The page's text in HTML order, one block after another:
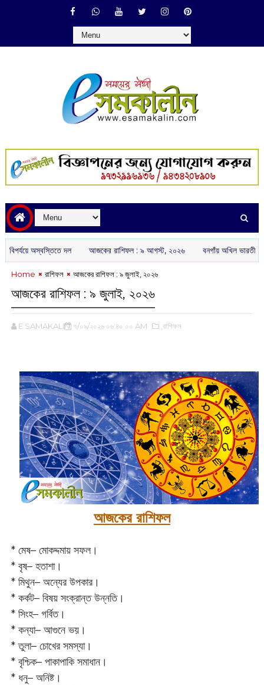
অস্বস্তিতে দল আজকের রাশিফল :‌ ‌‌৯ আগস্ট, ২০২৬ বনগাঁয় অখিল ভারতীয় রাষ্ট্রীয়
Home রাশিফল আজকের রাশিফল :‌ ‌‌৯ জুলাই, ২০২৬
আজকের রাশিফল :‌ ‌‌৯ জুলাই, ২০২৬
E SAMAKALIN ৭/০৯/২০২৬ ০৬:৪০:০০ AM ,রাশিফল
আজকের রাশিফল
* মেষ– মোকদ্দমায় সফল।
* বৃষ– হতাশা।
* মিথুন– অন্যের উপকার।
* কর্কট– বিষয় সংক্রান্ত উন্নতি।
* সিংহ– গর্বিত।
* কন্যা– আগুনে ভয়।
* তুলা– চোখের সমস্যা।
* বৃশ্চিক– পাকাপাকি সমাধান।
* ধনু– অনিষ্ট।